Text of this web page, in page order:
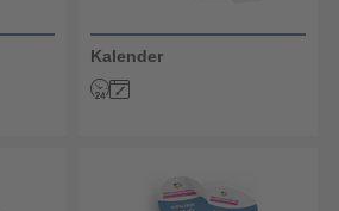
Kalender